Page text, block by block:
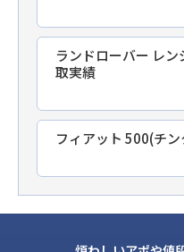
ランドローバー レ
取実績
フィアット 500(チ